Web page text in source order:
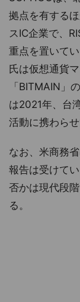
拠点を有する
スIC企業で、
重点を置いて
氏は仮想通貨
「BITMAIN」
は2021年、台
活動に携わら
なお、米商務
報告は受けて
否かは現代段
る。